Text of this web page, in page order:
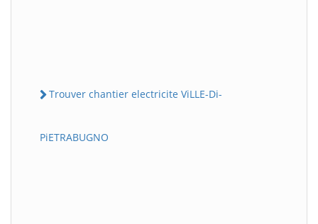
Trouver chantier electricite ViLLE-Di-
PiETRABUGNO